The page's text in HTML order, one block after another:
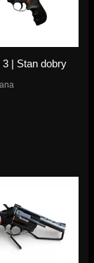
| Stan dobry